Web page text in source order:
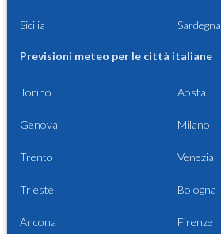
Sicilia Sardegna
Previsioni meteo per le città italiane
Torino Aosta
Genova Milano
Trento Venezia
Trieste Bologna
Ancona Firenze